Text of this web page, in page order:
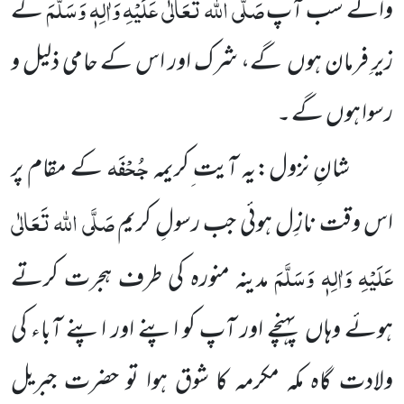
والے سب آپ
کے
زیرِ فرمان ہوں گے، شرک اور اس کے حامی ذلیل و
رسوا ہوں گے ۔
شانِ نزول:یہ آیت ِکریمہجُحْفَہکے مقام پر
اس وقت نازِل ہوئی جب رسولِ کریمصَلَّی اللہ تَعَالٰی
عَلَیْہِ وَاٰلِہٖ وَسَلَّمَمدینہ منورہ کی طرف ہجرت کرتے
ہوئے وہاں پہنچے اور آپ کو اپنے اور اپنے آباء کی
ولادت گاہ مکہ مکرمہ کا شوق ہوا تو حضرت جبریل